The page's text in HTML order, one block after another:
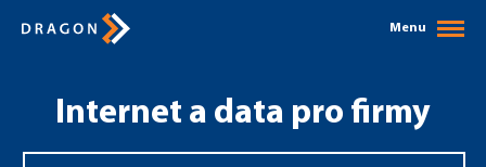
Menu
Internet a data pro firmy